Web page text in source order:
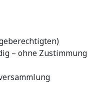
– ohne Zustimmung